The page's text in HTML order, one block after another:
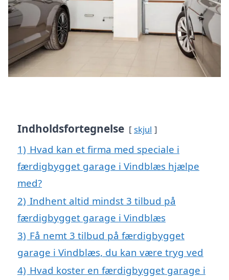
Indholdsfortegnelse skjul
1) Hvad kan et firma med speciale i
færdigbygget garage i Vindblæs hjælpe
med?
2) Indhent altid mindst 3 tilbud på
færdigbygget garage i Vindblæs
3) Få nemt 3 tilbud på færdigbygget
garage i Vindblæs, du kan være tryg ved
4) Hvad koster en færdigbygget garage i